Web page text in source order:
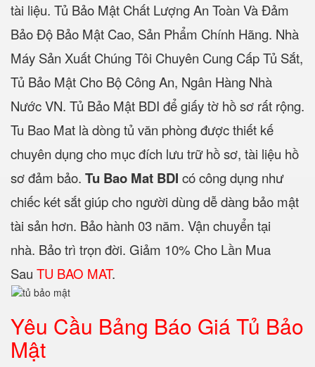
tài liệu. Tủ Bảo Mật Chất Lượng An Toàn Và Đảm
Bảo Độ Bảo Mật Cao, Sản Phẩm Chính Hãng. Nhà
Máy Sản Xuất Chúng Tôi Chuyên Cung Cấp Tủ Sắt,
Tủ Bảo Mật Cho Bộ Công An, Ngân Hàng Nhà
Nước VN. Tủ Bảo Mật BDI để giấy tờ hồ sơ rất rộng.
Tu Bao Mat là dòng tủ văn phòng được thiết kế
chuyên dụng cho mục đích lưu trữ hồ sơ, tài liệu hồ
sơ đảm bảo. Tu Bao Mat BDI có công dụng như
chiếc két sắt giúp cho người dùng dễ dàng bảo mật
tài sản hơn. Bảo hành 03 năm. Vận chuyển tại
nhà. Bảo trì trọn đời. Giảm 10% Cho Lần Mua
Sau TU BAO MAT.
Yêu Cầu Bảng Báo Giá Tủ Bảo
Mật